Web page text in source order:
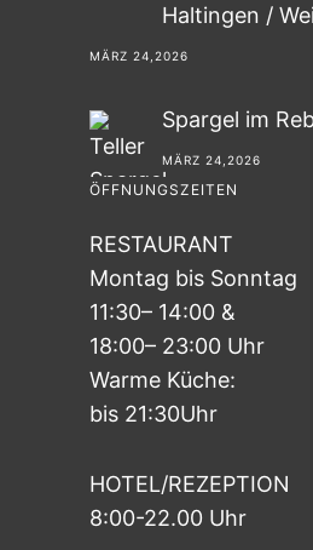
Haltingen /
MÄRZ 24,2026
Spargel im
MÄRZ 24,2026
ÖFFNUNGSZEITEN
RESTAURANT
Montag bis Sonntag
11:30– 14:00 &
18:00– 23:00 Uhr
Warme Küche:
bis 21:30Uhr
HOTEL/REZEPTION
8:00-22.00 Uhr